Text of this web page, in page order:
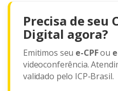
Precisa de seu
Digital agora?
Emitimos seu e-CPFou
videoconferência.
validado pelo ICP-Brasil.